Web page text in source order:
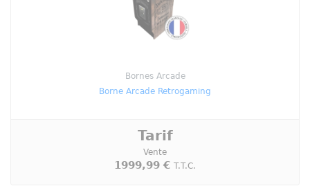
Bornes Arcade
Borne Arcade Retrogaming
Tarif
Vente
1999,99 € T.T.C.